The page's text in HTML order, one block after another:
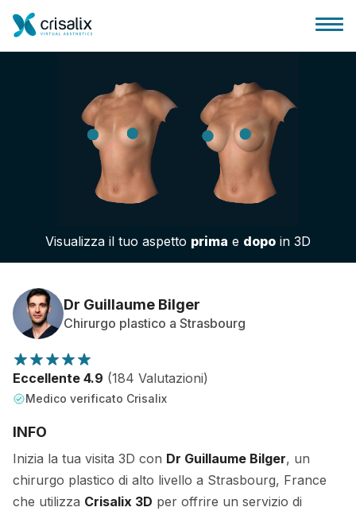
Accesso chirurghi
Piattaforma Business 3D
Piani
Recensioni dei pazienti
Visualizza il tuo aspetto prima e dopo in 3D
Dr Guillaume Bilger
Chirurgo plastico a Strasbourg
Eccellente 4.9 (184 Valutazioni)
Medico verificato Crisalix
INFO
Inizia la tua visita 3D con Dr Guillaume Bilger, un
chirurgo plastico di alto livello a Strasbourg, France
che utilizza Crisalix 3D per offrire un servizio di